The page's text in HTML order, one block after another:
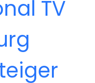
TV